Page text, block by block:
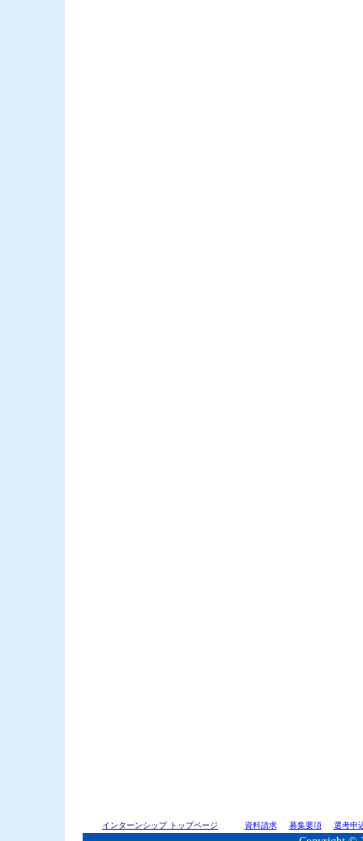
インターンシップ トップページ 資料請求 募集要項 選考申